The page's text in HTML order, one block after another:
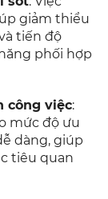
giảm thiểu
tiến độ
phối hợp
công việc:
mức độ ưu
dàng, giúp
tiêu quan